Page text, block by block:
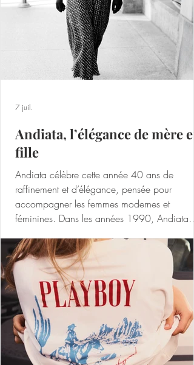
Andiata, l’élégance de mère en
fille
Andiata célèbre cette année 40 ans de
raffinement et d’élégance, pensée pour
accompagner les femmes modernes et
féminines. Dans les années 1990, Andiata
féminin, grâce à des coupes tailleur affirmées
un design soigné. Son tailleur-pantalon
iconique devient alors une pièce signature à
silhouette forte et intemporelle, réinterprétée au
fil des collections jusqu’à aujourd‘hui. Au fil
temps, la maison a évolué en même temp
7 juil.